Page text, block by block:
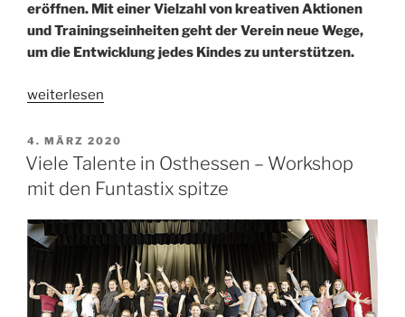
eröffnen. Mit einer Vielzahl von kreativen Aktionen
und Trainingseinheiten geht der Verein neue Wege,
um die Entwicklung jedes Kindes zu unterstützen.
„Akrobatik-
–
Concordia
Welkers
junge
Turn-
weiterlesen
VERÖFFENTLICHT
AM
4. MÄRZ 2020
Viele Talente in Osthessen – Workshop
mit den Funtastix spitze